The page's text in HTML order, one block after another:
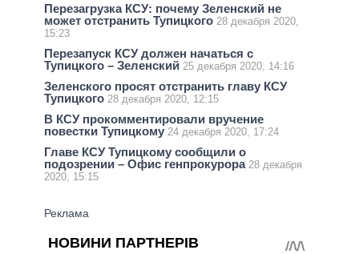
Перезагрузка КСУ: почему Зеленский не
может отстранить Тупицкого 28 декабря 2020,
15:23
Перезапуск КСУ должен начаться с
Тупицкого – Зеленский 25 декабря 2020, 14:16
Зеленского просят отстранить главу КСУ
Тупицкого 28 декабря 2020, 12:15
В КСУ прокомментировали вручение
повестки Тупицкому 24 декабря 2020, 17:24
Главе КСУ Тупицкому сообщили о
подозрении – Офис генпрокурора 28 декабря
2020, 15:15